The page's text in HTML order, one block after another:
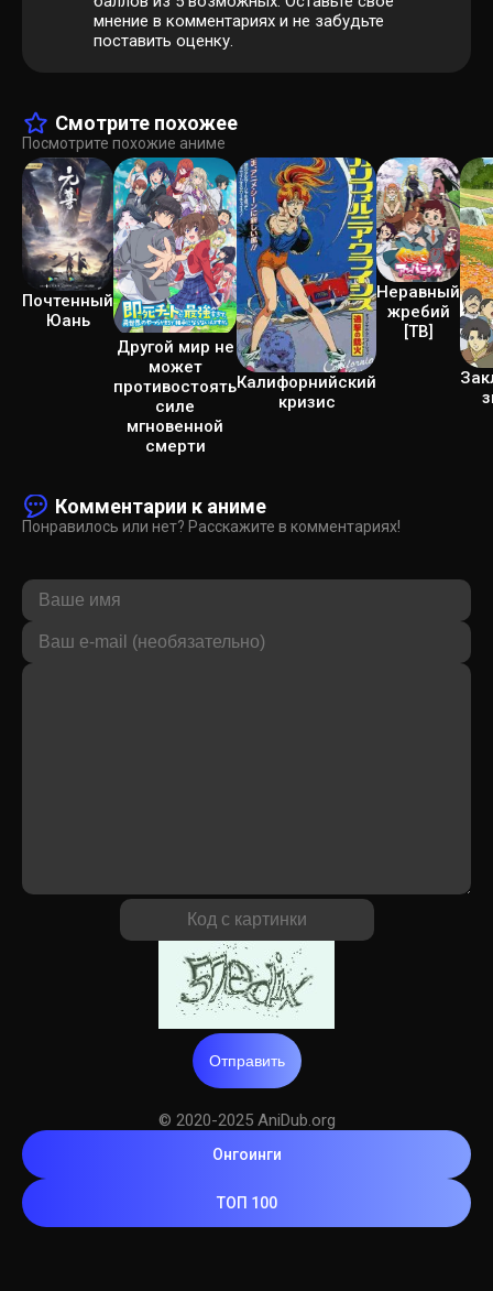
мнение в комментариях и не забудьте
поставить оценку.
Смотрите похожее
Посмотрите похожие аниме
Почтенный
Юань
Другой мир не
может
противостоять
силе
мгновенной
смерти
Калифорнийский
кризис
Неравный
жребий
[ТВ]
Комментарии к аниме
Понравилось или нет? Расскажите в комментариях!
Отправить
© 2020-2025 AniDub.org
Онгоинги
ТОП 100